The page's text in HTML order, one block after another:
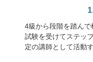
4級から段階を踏ん
試験を受けてステッ
定の講師として活動